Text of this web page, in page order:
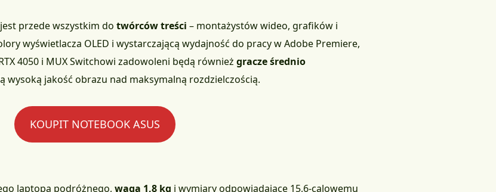
przede wszystkim do twórców treści – montażystów wideo, grafików i
wyświetlacza OLED i wystarczającą wydajność do pracy w Adobe Premiere,
4050 i MUX Switchowi zadowoleni będą również gracze średnio
wysoką jakość obrazu nad maksymalną rozdzielczością.
KOUPIT NOTEBOOK ASUS
laptopa podróżnego, waga 1,8 kg i wymiary odpowiadające 15,6-calowemu